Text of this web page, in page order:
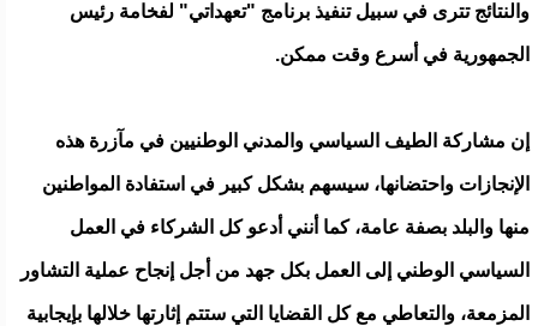
والنتائج تترى في سبيل تنفيذ برنامج "تعهداتي" لفخامة رئيس
الجمهورية في أسرع وقت ممكن.
إن مشاركة الطيف السياسي والمدني الوطنيين في مآزرة هذه
الإنجازات واحتضانها، سيسهم بشكل كبير في استفادة المواطنين
منها والبلد بصفة عامة، كما أنني أدعو كل الشركاء في العمل
السياسي الوطني إلى العمل بكل جهد من أجل إنجاح عملية التشاور
المزمعة، والتعاطي مع كل القضايا التي ستتم إثارتها خلالها بإيجابية